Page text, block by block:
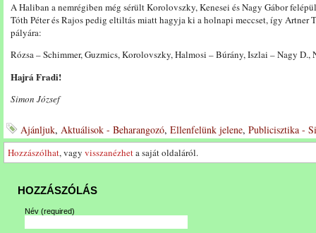
A Haliban a nemrégiben még sérült Korolovszky, Kenesei és Nagy Gábor
Tóth Péter és Rajos pedig eltiltás miatt hagyja ki a holnapi meccset, így Artner
pályára:
Rózsa – Schimmer, Guzmics, Korolovszky, Halmosi – Búrány, Iszlai – Nagy D.,
Hajrá Fradi!
Simon József
Ajánljuk, Aktuálisok - Beharangozó, Ellenfelünk jelene, Publicisztika -
Hozzászólhat, vagy visszanézheta saját oldaláról.
HOZZÁSZÓLÁS
Név (required)